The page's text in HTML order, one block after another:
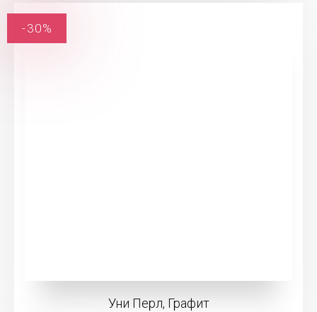
Уни Перл, Графит
-30%